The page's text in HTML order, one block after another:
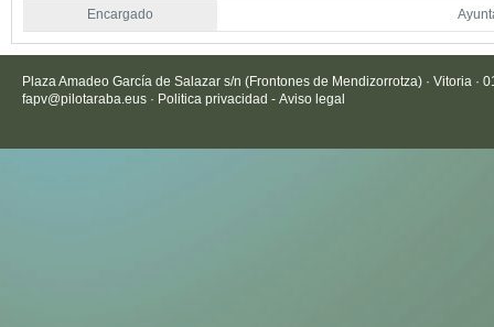
Encargado
Plaza Amadeo García de Salazar s/n (Frontones de Mendizorrotza) · Vitoria ·
fapv@pilotaraba.eus · Politica privacidad - Aviso legal